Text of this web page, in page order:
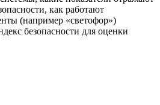
как работают
(например «светофор»)
безопасности для оценки